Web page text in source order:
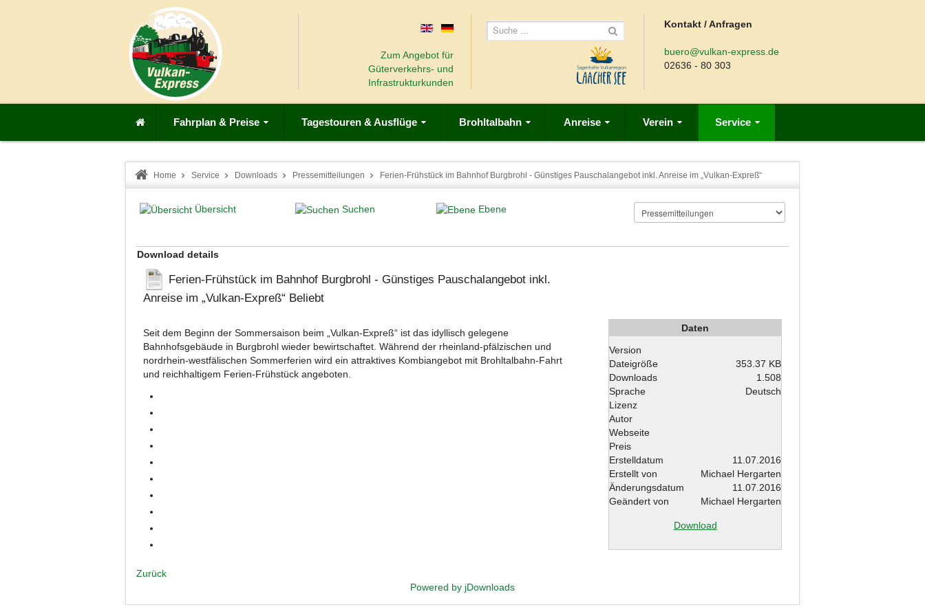
Zum Angebot für
Güterverkehrs- und
Infrastrukturkunden
Kontakt / Anfragen
buero@vulkan-express.de
02636 - 80 303
Fahrplan & Preise Tagestouren & Ausflüge Brohltalbahn Anreise Verein Service
Home Service Downloads Pressemitteilungen Ferien-Frühstück im Bahnhof Burgbrohl - Günstiges Pauschalangebot inkl. Anreise im „Vulkan-Expreß“
Übersicht Suchen Ebene
Download details
Ferien-Frühstück im Bahnhof Burgbrohl - Günstiges Pauschalangebot inkl.
Anreise im „Vulkan-Expreß“ Beliebt
Seit dem Beginn der Sommersaison beim „Vulkan-Expreß“ ist das idyllisch gelegene
Bahnhofsgebäude in Burgbrohl wieder bewirtschaftet. Während der rheinland-pfälzischen und
nordrhein-westfälischen Sommerferien wird ein attraktives Kombiangebot mit Brohltalbahn-Fahrt
und reichhaltigem Ferien-Frühstück angeboten.
Daten
Version
Dateigröße
353.37 KB
Downloads
1.508
Sprache
Deutsch
Lizenz
Autor
Webseite
Preis
Erstelldatum
11.07.2016
Erstellt von
Michael Hergarten
Änderungsdatum
11.07.2016
Geändert von
Michael Hergarten
Download
Zurück
Powered by jDownloads